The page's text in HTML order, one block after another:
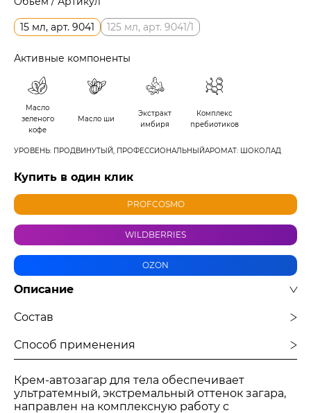
15 мл, арт. 9041 125 мл, арт. 9041/1
Активные компоненты
Масло
зеленого
кофе
Масло ши
Экстракт
имбиря
Комплекс
пребиотиков
УРОВЕНЬ: ПРОДВИНУТЫЙ, ПРОФЕССИОНАЛЬНЫЙАРОМАТ: ШОКОЛАД
Купить в один клик
PROFCOSMO
WILDBERRIES
OZON
Описание
Состав
Способ применения
Крем-автозагар для тела обеспечивает
ультратемный, экстремальный оттенок загара,
направлен на комплексную работу с